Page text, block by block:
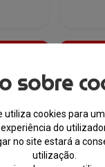
sobre
utiliza cookies para
experiência do
no site estará a
utilização.